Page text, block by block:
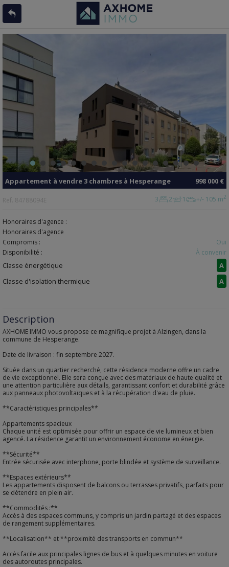
998 000 €
Appartement à vendre3 chambres à Hesperange
Ref. 84788094E 3 2 1 +/- 105 m2
Honoraires d'agence :
Honoraires d'agence
Compromis :
Oui
Disponibilité :
À convenir
Classe énergétique
A
Classe d'isolation thermique
A
Description
AXHOME IMMO vous propose ce magnifique projet à Alzingen, dans la
commune de Hesperange.
Date de livraison : fin septembre 2027.
Située dans un quartier recherché, cette résidence moderne offre un cadre
de vie exceptionnel. Elle sera conçue avec des matériaux de haute qualité et
une attention particulière aux détails, garantissant confort et durabilité grâce
aux panneaux photovoltaïques et à la récupération d'eau de pluie.
**Caractéristiques principales**
Appartements spacieux
Chaque unité est optimisée pour offrir un espace de vie lumineux et bien
agencé. La résidence garantit un environnement économe en énergie.
**Sécurité**
Entrée sécurisée avec interphone, porte blindée et système de surveillance.
**Espaces extérieurs**
Les appartements disposent de balcons ou terrasses privatifs, parfaits pour
se détendre en plein air.
**Commodités :**
Accès à des espaces communs, y compris un jardin partagé et des espaces
de rangement supplémentaires.
**Localisation** et **proximité des transports en commun**
Accès facile aux principales lignes de bus et à quelques minutes en voiture
des autoroutes principales.